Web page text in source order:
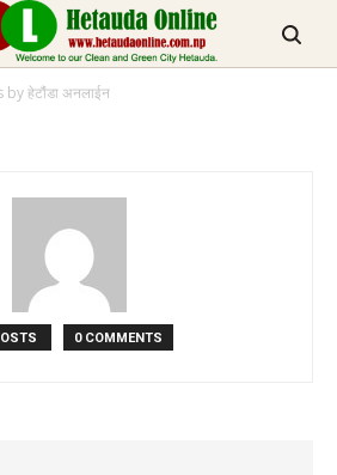
धार्मिक र पर्यटकिय क्षेत्रको रुपमा विकास हुँदै
by हेटौंडा अनलाईन
0 COMMENTS